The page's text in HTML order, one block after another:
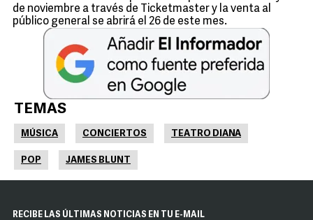
de noviembre a través de Ticketmaster y la venta al
público general se abrirá el 26 de este mes.
TEMAS
MÚSICA CONCIERTOS TEATRO DIANA
POP JAMES BLUNT
RECIBE LAS ÚLTIMAS NOTICIAS EN TU E-MAIL